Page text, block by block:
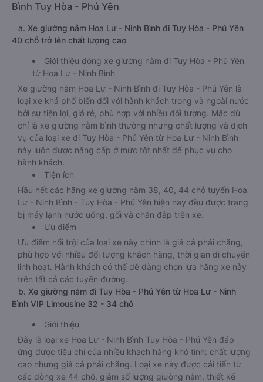
Bình Tuy Hòa - Phú Yên
a. Xe giường nằm Hoa Lư - Ninh Bình đi Tuy Hòa - Phú Yên
40 chỗ trở lên chất lượng cao
Giới thiệu dòng xe giường nằm đi Tuy Hòa - Phú Yên
từ Hoa Lư - Ninh Bình
Xe giường nằm Hoa Lư - Ninh Bình đi Tuy Hòa - Phú Yên là
loại xe khá phổ biến đối với hành khách trong và ngoài nước
bởi sự tiện lợi, giá rẻ, phù hợp với nhiều đối tượng. Mặc dù
chỉ là xe giường nằm bình thường nhưng chất lượng và dịch
vụ của loại xe đi Tuy Hòa - Phú Yên từ Hoa Lư - Ninh Bình
này luôn được nâng cấp ở mức tốt nhất để phục vụ cho
hành khách.
Tiện ích
Hầu hết các hãng xe giường nằm 38, 40, 44 chỗ tuyến Hoa
Lư - Ninh Bình - Tuy Hòa - Phú Yên hiện nay đều được trang
bị máy lạnh nước uống, gối và chăn đắp trên xe.
Ưu điểm
Ưu điểm nổi trội của loại xe này chính là giá cả phải chăng,
phù hợp với nhiều đối tượng khách hàng, thời gian di chuyển
linh hoạt. Hành khách có thể dễ dàng chọn lựa hãng xe này
trên tất cả các tuyến đường.
b. Xe giường nằm đi Tuy Hòa - Phú Yên từ Hoa Lư - Ninh
Bình VIP Limousine 32 - 34 chỗ
Giới thiệu
Đây là loại xe Hoa Lư - Ninh Bình Tuy Hòa - Phú Yên đáp
ứng được tiêu chí của nhiều khách hàng khó tính: chất lượng
cao nhưng giá cả phải chăng. Loại xe này được cải tiến từ
các dòng xe 44 chỗ, giảm số lượng giường nằm, thiết kế